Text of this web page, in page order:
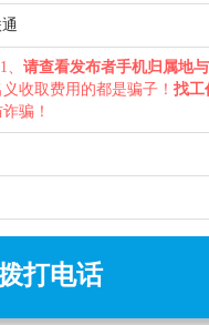
请查看发布者手机归属地
收取费用的都是骗子！ 找工
骗！
打电话